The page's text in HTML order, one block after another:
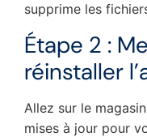
supprime les
Étape 2 :
réinstaller
Allez sur le
mises à jour pour